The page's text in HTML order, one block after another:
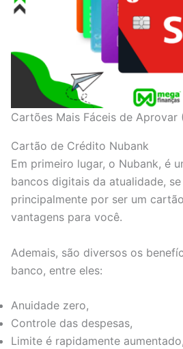
Cartões Mais Fáceis de Aprovar
Cartão de Crédito Nubank
Em primeiro lugar, o Nubank, é
bancos digitais da atualidade,
principalmente por ser um
vantagens para você.
Ademais, são diversos os
banco, entre eles:
Anuidade zero,
Controle das despesas,
Limite é rapidamente aumentado,